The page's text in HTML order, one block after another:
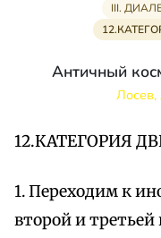
III.
Античный
Лосев,
12.КАТЕГОРИЯ
1. Переходим к
второй и третьей